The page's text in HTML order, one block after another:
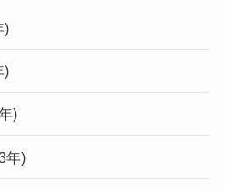
)
)
)
年)